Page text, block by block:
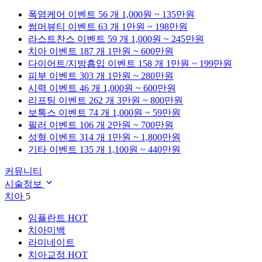
폭염케어 이벤트 56 개 1,000원 ~ 135만원
썸머뷰티 이벤트 63 개 1만원 ~ 198만원
라스트찬스 이벤트 59 개 1,000원 ~ 245만원
치아 이벤트 187 개 1만원 ~ 600만원
다이어트/지방흡입 이벤트 158 개 1만원 ~ 199만원
피부 이벤트 303 개 1만원 ~ 280만원
시력 이벤트 46 개 1,000원 ~ 600만원
리프팅 이벤트 262 개 3만원 ~ 800만원
보톡스 이벤트 74 개 1,000원 ~ 59만원
필러 이벤트 106 개 2만원 ~ 700만원
성형 이벤트 314 개 1만원 ~ 1,800만원
기타 이벤트 135 개 1,100원 ~ 440만원
커뮤니티
시술정보
치아 5
임플란트 HOT
치아미백
라미네이트
치아교정 HOT